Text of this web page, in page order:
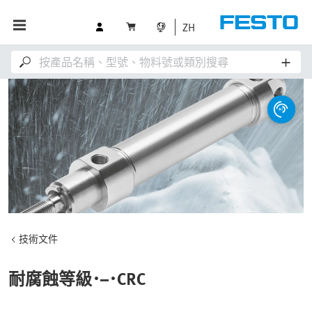
ZH
技術文件
耐腐蝕等級･–･CRC